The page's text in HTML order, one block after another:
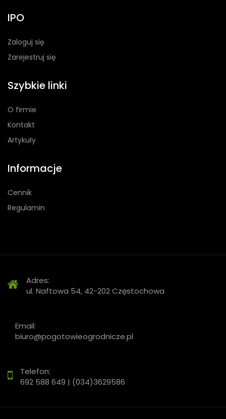
IPO
Zaloguj się
Zarejestruj się
Szybkie linki
O firmie
Kontakt
Artykuły
Informacje
Cennik
Regulamin
Adres:
ul. Naftowa 54, 42-202 Częstochowa
Email:
biuro@pogotowieogrodnicze.pl
Telefon:
692 588 649 | (034)3629586